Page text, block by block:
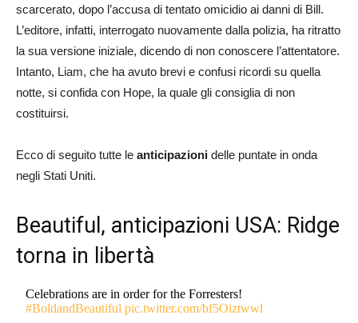
scarcerato, dopo l’accusa di tentato omicidio ai danni di Bill.
L’editore, infatti, interrogato nuovamente dalla polizia, ha ritratto
la sua versione iniziale, dicendo di non conoscere l’attentatore.
Intanto, Liam, che ha avuto brevi e confusi ricordi su quella
notte, si confida con Hope, la quale gli consiglia di non
costituirsi.
Ecco di seguito tutte le anticipazioni delle puntate in onda
negli Stati Uniti.
Beautiful, anticipazioni USA: Ridge
torna in libertà
Celebrations are in order for the Forresters!
#BoldandBeautiful pic.twitter.com/bf5Oiztwwl